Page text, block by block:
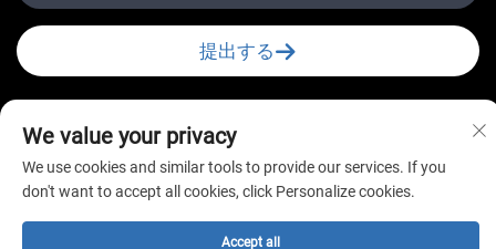
提出する
Copyright © 常州新星冷凍有限公司 All Rights Reserved
We value your privacy
We use cookies and similar tools to provide our services. If you
don't want to accept all cookies, click Personalize cookies.
Accept all